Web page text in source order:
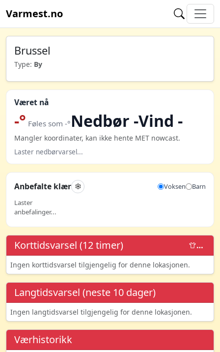
Varmest.no
Brussel
Type: By
Været nå
-° Føles som -°Nedbør -Vind -
Mangler koordinater, kan ikke hente MET nowcast.
Laster nedbørvarsel...
Anbefalte klær Voksen
Barn
Laster
anbefalinger...
Korttidsvarsel (12 timer) …
Ingen korttidsvarsel tilgjengelig for denne lokasjonen.
Langtidsvarsel (neste 10 dager)
Ingen langtidsvarsel tilgjengelig for denne lokasjonen.
Værhistorikk